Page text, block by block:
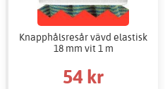
Knapphålsresår vävd elastisk
18 mm vit 1 m
54 kr